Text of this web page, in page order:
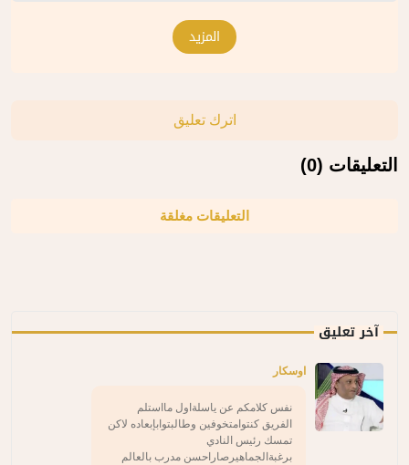
المزيد
اترك تعليق
التعليقات (0)
التعليقات مغلقة
آخر تعليق
اوسكار
نفس كلامكم عن ياسلةاول مااستلم
الفريق كنتوامتخوفين وطالبتوابإبعاده لاكن
تمسك رئيس النادي
برغبةالجماهيرصاراحسن مدرب بالعالم